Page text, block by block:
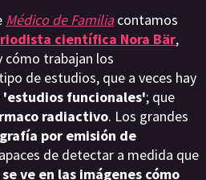
Médico de Familiacontamos
científica Nora Bär,
cómo trabajan los
de estudios, que a veces hay
'estudios funcionales'; que
radiactivo. Los grandes
por emisión de
de detectar a medida que
se ve en las imágenes cómo